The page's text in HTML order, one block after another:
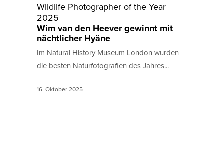
Wildlife Photographer of the Year
2025
Wim van den Heever gewinnt mit
nächtlicher Hyäne
Im Natural History Museum London wurden
die besten Naturfotografien des Jahres...
16. Oktober 2025